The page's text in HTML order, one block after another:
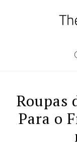
Roupas
Para o